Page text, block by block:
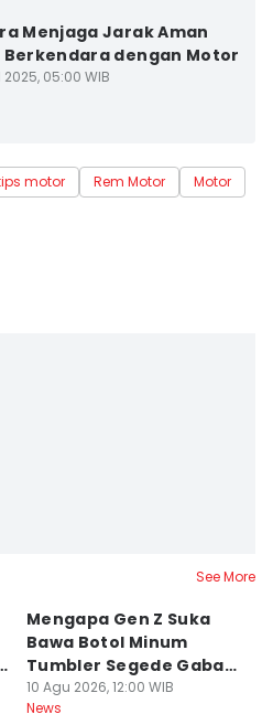
Menjaga Jarak Aman
dengan Motor
05:00 WIB
motor Rem Motor
Motor
See More
Mengapa Gen Z Suka
Bawa Botol Minum
Tumbler Segede Gaban
ke Meja Meeting? Ini
Fakta Uniknya
10 Agu 2026, 12:00 WIB
News